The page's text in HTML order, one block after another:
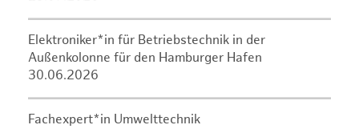
Elektroniker*in für Betriebstechnik in der
Außenkolonne für den Hamburger Hafen
30.06.2026
Fachexpert*in Umwelttechnik